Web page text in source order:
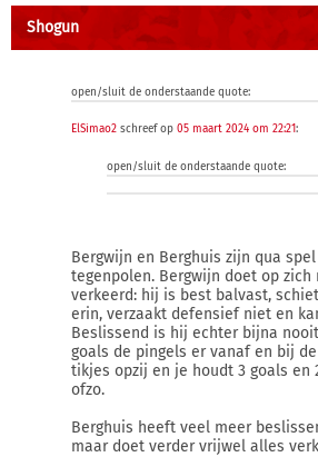
Shogun
open/sluit de onderstaande quote:
ElSimao2 schreef op 05 maart 2024 om 22:21:
open/sluit de onderstaande quote:
Bergwijn en Berghuis zijn qua
tegenpolen. Bergwijn doet op zich
verkeerd: hij is best balvast,
erin, verzaakt defensief niet en
Beslissend is hij echter bijna
goals de pingels er vanaf en bij
tikjes opzij en je houdt 3 goals en
ofzo.
Berghuis heeft veel meer
maar doet verder vrijwel alles